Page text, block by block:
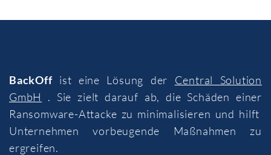
BackOffist eine Lösung der Central Solution
GmbH
. Sie zielt darauf ab, die Schäden einer
Ransomware-Attacke zu minimalisieren und hilft
Unternehmen vorbeugende Maßnahmen zu
ergreifen.